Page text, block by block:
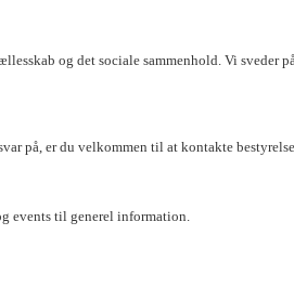
og det sociale sammenhold. Vi
på, er du velkommen til at kontakte
events til generel information.